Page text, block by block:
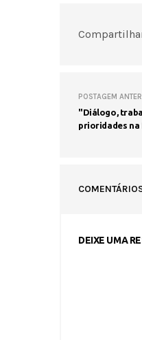
POSTAGEM
"Diálogo,
prioridades na
DEIXE UMA